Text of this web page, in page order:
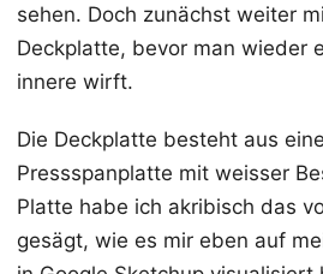
sehen. Doch zunächst weiter
Deckplatte, bevor man wieder
innere wirft.
Die Deckplatte besteht aus
Pressspanplatte mit weisser
Platte habe ich akribisch das
gesägt, wie es mir eben auf